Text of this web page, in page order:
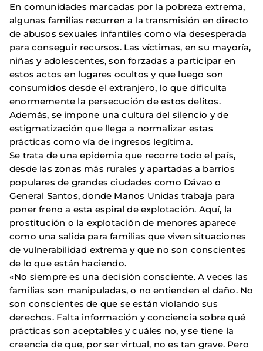
En comunidades marcadas por la pobreza extrema,
algunas familias recurren a la transmisión en directo
de abusos sexuales infantiles como vía desesperada
para conseguir recursos. Las víctimas, en su mayoría,
niñas y adolescentes, son forzadas a participar en
estos actos en lugares ocultos y que luego son
consumidos desde el extranjero, lo que dificulta
enormemente la persecución de estos delitos.
Además, se impone una cultura del silencio y de
estigmatización que llega a normalizar estas
prácticas como vía de ingresos legítima.
Se trata de una epidemia que recorre todo el país,
desde las zonas más rurales y apartadas a barrios
populares de grandes ciudades como Dávao o
General Santos, donde Manos Unidas trabaja para
poner freno a esta espiral de explotación. Aquí, la
prostitución o la explotación de menores aparece
como una salida para familias que viven situaciones
de vulnerabilidad extrema y que no son conscientes
de lo que están haciendo.
«No siempre es una decisión consciente. A veces las
familias son manipuladas, o no entienden el daño. No
son conscientes de que se están violando sus
derechos. Falta información y conciencia sobre qué
prácticas son aceptables y cuáles no, y se tiene la
creencia de que, por ser virtual, no es tan grave. Pero